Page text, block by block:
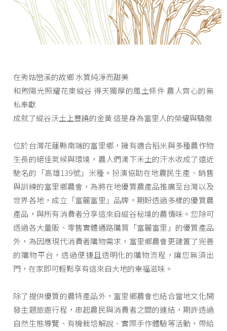
在秀姑巒溪的故鄉 水質純淨而甜美
和煦陽光照耀花東縱谷 得天獨厚的風土條件 農人齊心的無
私奉獻
成就了縱谷沃土上豐饒的金黃 這是身為富里人的榮耀與驕傲
位於台灣花蓮縣南端的富里鄉，擁有適合稻米與多種農作物
生長的絕佳氣候與環境，農人們滴下禾土的汗水收成了遠近
馳名的「高雄139號」米種。扮演協助在地農民生產、銷售
與訓練的富里鄉農會，為將在地優質農產品推廣至台灣以及
世界各地，成立「富麗富里」品牌，期盼透過多樣的優質農
產品，與所有消費者分享這來自縱谷秘境的農情味。您除可
透過各大量販、零售實體通路購買「富麗富里」的優質產品
外，為因應現代消費者購物需求，富里鄉農會更建置了完善
的購物平台，透過便捷且透明化的購物流程，讓您無須出
門，在家即可輕鬆享有這來自大地的幸福滋味。
除了提供優質的農特產品外，富里鄉農會也結合當地文化開
發主題旅遊行程，串起農民與消費者之間的連結，期許透過
自然生態導覽、有機栽培解說、實際手作體驗等活動，帶給